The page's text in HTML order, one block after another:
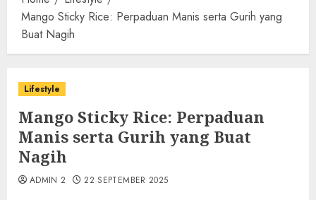
Mango Sticky Rice: Perpaduan Manis serta Gurih yang
Buat Nagih
Lifestyle
Mango Sticky Rice: Perpaduan
Manis serta Gurih yang Buat
Nagih
ADMIN 2 22 SEPTEMBER 2025